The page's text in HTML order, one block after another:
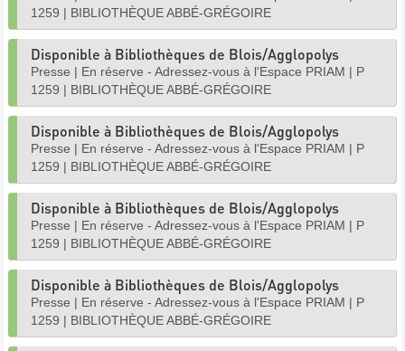
1259 | BIBLIOTHÈQUE ABBÉ-GRÉGOIRE
Disponible à Bibliothèques de Blois/Agglopolys
Presse | En réserve - Adressez-vous à l'Espace PRIAM | P
1259 | BIBLIOTHÈQUE ABBÉ-GRÉGOIRE
Disponible à Bibliothèques de Blois/Agglopolys
Presse | En réserve - Adressez-vous à l'Espace PRIAM | P
1259 | BIBLIOTHÈQUE ABBÉ-GRÉGOIRE
Disponible à Bibliothèques de Blois/Agglopolys
Presse | En réserve - Adressez-vous à l'Espace PRIAM | P
1259 | BIBLIOTHÈQUE ABBÉ-GRÉGOIRE
Disponible à Bibliothèques de Blois/Agglopolys
Presse | En réserve - Adressez-vous à l'Espace PRIAM | P
1259 | BIBLIOTHÈQUE ABBÉ-GRÉGOIRE